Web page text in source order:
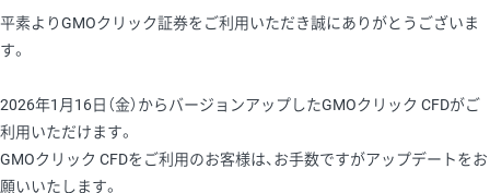
平素よりGMOクリック証券をご利用いただき誠にありがとうございま
す。
2026年1月16日（金）からバージョンアップしたGMOクリック CFDがご
利用いただけます。
GMOクリック CFDをご利用のお客様は、お手数ですがアップデートをお
願いいたします。